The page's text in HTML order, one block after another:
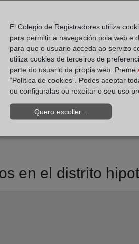
en el distrito
El Colegio de Registradores utiliza
para permitir a navegación pola web e
para que o usuario acceda ao servizo
utiliza cookies de terceiros de
parte do usuario da propia web. Preme
“Política de cookies”. Podes aceptar
ou configuralas ou rexeitar o seu uso
Quero escoller...